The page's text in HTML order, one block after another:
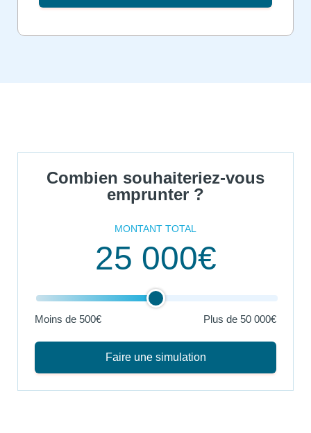
Combien souhaiteriez-vous
emprunter ?
MONTANT TOTAL
25 000€
Moins de 500€ Plus de 50 000€
Faire une simulation